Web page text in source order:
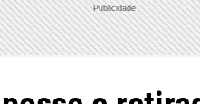
Publicidade